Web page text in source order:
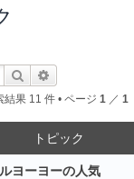
検索
結果 11 件 • ページ 1 ／ 1
トピック
ヨーヨーの人気